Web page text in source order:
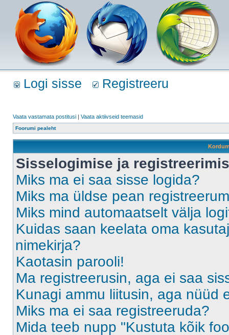
Logi sisse Registreeru
Vaata vastamata postitusi | Vaata aktiivseid teemasid
Foorumi pealeht
Sisselogimise ja
Miks ma ei saa sisse logida?
Miks ma üldse pean
Miks mind automaatselt välja
Kuidas saan keelata oma
nimekirja?
Kaotasin parooli!
Ma registreerusin, aga ei saa
Kunagi ammu liitusin, aga nüüd
Miks ma ei saa registreeruda?
Mida teeb nupp "Kustuta kõik